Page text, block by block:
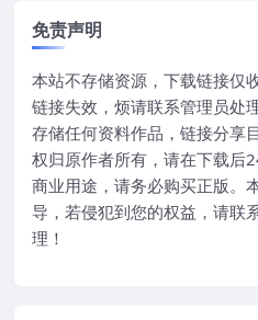
免责声明
本站不存储资源，下载链接仅
链接失效，烦请联系管理员处
存储任何资料作品，链接分享
权归原作者所有，请在下载后
商业用途，请务必购买正版。
导，若侵犯到您的权益，请联
理！